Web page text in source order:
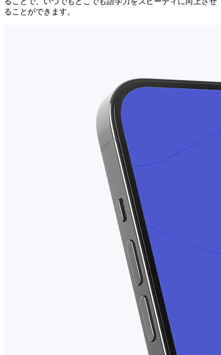
ることができます。